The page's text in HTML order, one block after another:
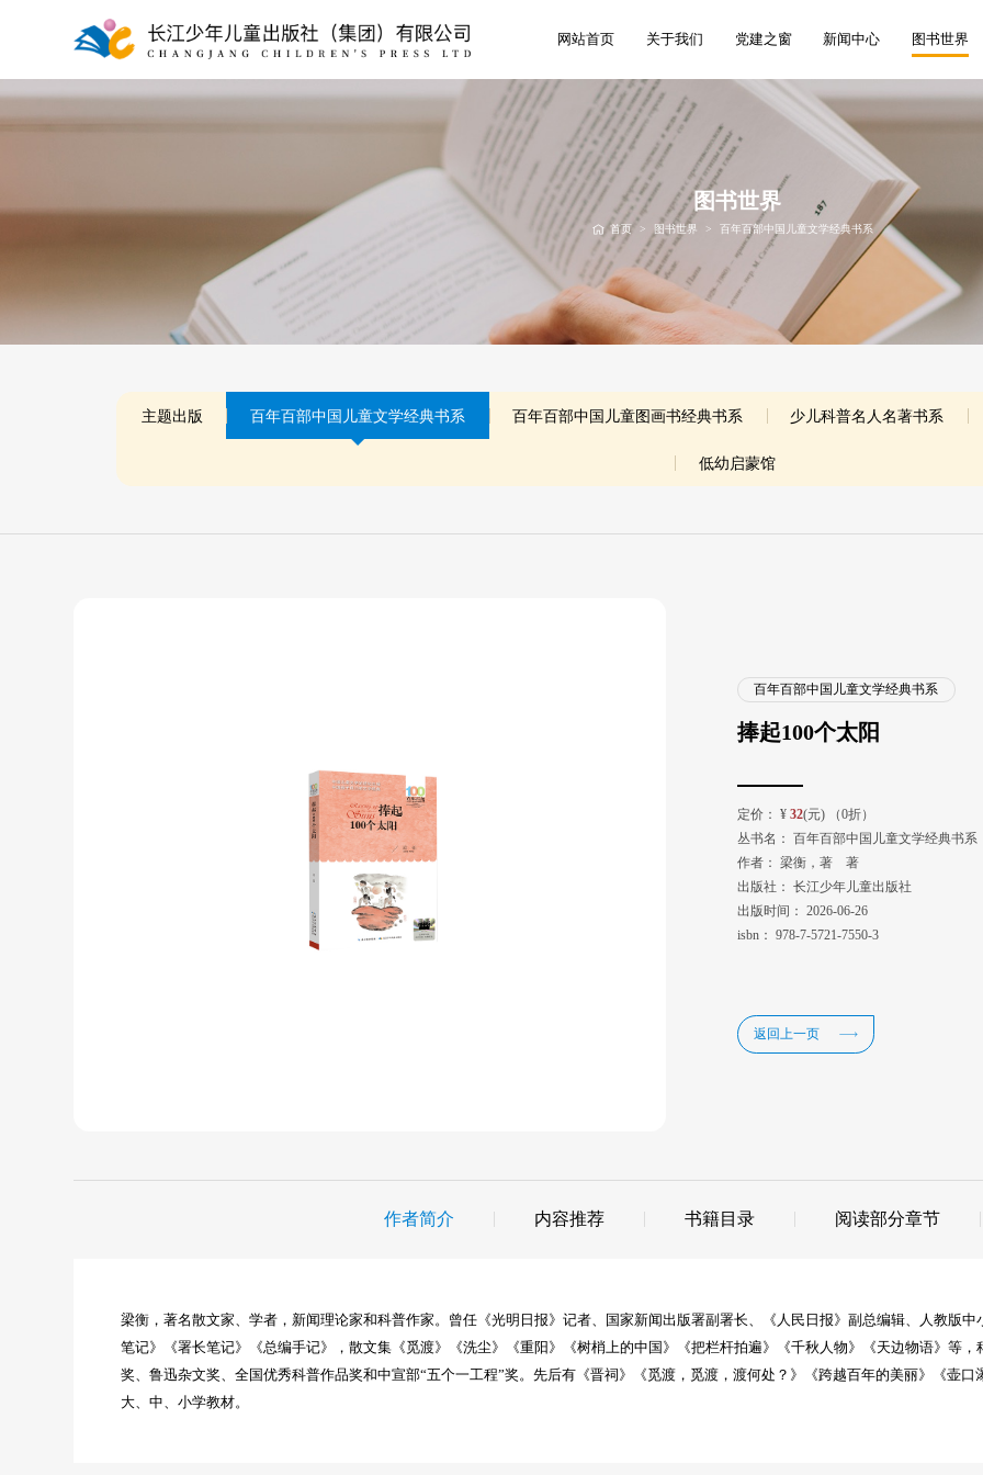
网站首页 关于我们 党建之窗 新闻中心 图书世界
图书世界
首页 > 图书世界 > 百年百部中国儿童文学经典书系
主题出版 百年百部中国儿童文学经典书系 百年百部中国儿童图画书经典书系 少儿科普名人名著书系
低幼启蒙馆
百年百部中国儿童文学经典书系
捧起100个太阳
定价： ¥ 32(元) （0折）
丛书名：
百年百部中国儿童文学经典书系
作者：
梁衡，著 著
出版社：
长江少年儿童出版社
出版时间：
2026-06-26
isbn：
978-7-5721-7550-3
返回上一页
作者简介 内容推荐 书籍目录 阅读部分章节
梁衡，著名散文家、学者，新闻理论家和科普作家。曾任《光明日报》记者、国家新闻出版署副署长、《人民日报》副总编辑、人教版
笔记》《署长笔记》《总编手记》，散文集《觅渡》《洗尘》《重阳》《树梢上的中国》《把栏杆拍遍》《千秋人物》《天边物语》等
奖、鲁迅杂文奖、全国优秀科普作品奖和中宣部“五个一工程”奖。先后有《晋祠》《觅渡，觅渡，渡何处？》《跨越百年的美丽》《壶
大、中、小学教材。